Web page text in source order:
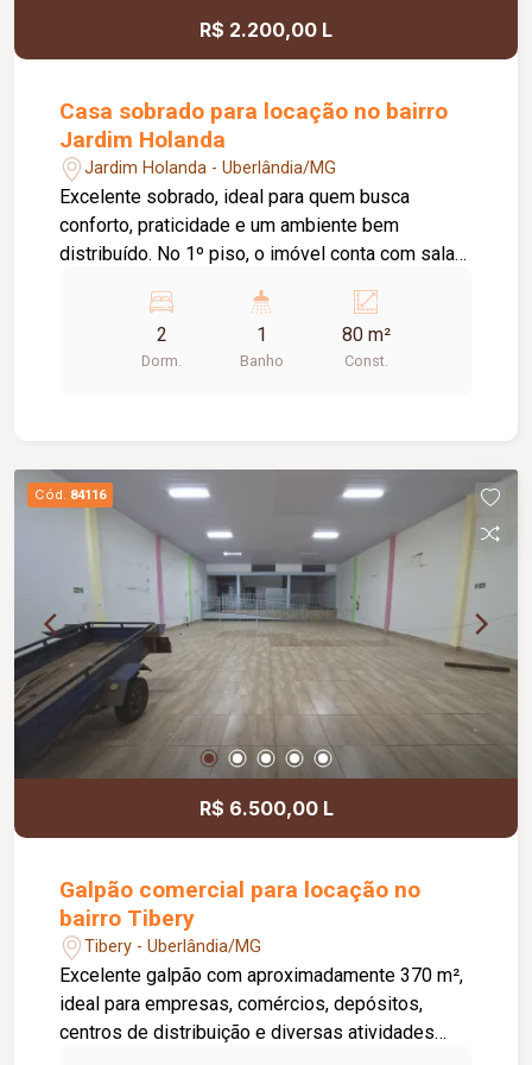
R$ 2.200,00 L
Casa sobrado para locação no bairro
Jardim Holanda
Jardim Holanda - Uberlândia/MG
Excelente sobrado, ideal para quem busca
conforto, praticidade e um ambiente bem
distribuído. No 1º piso, o imóvel conta com sala
funcional, área de serviço e 01 vaga de
estacionamento. No 2º piso, dispõe de 02
quartos bem iluminados e um banheiro social,
excelente aproveitamento dos espaços. Entre em
contato para mais informações e agende sua
2
Dorm.
1
Banho
80 m²
Const.
Cód. 84116
R$ 6.500,00 L
Galpão comercial para locação no
bairro Tibery
Tibery - Uberlândia/MG
Excelente galpão com aproximadamente 370 m²,
ideal para empresas, comércios, depósitos,
centros de distribuição e diversas atividades